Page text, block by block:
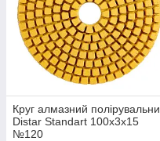
Круг алмазний
Distar Standart 100x3x15
№120